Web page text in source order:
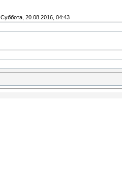
Суббота, 20.08.2016, 04:43